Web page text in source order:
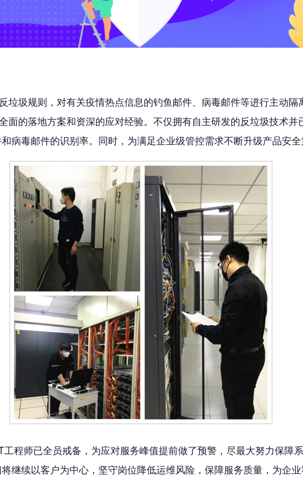
垃圾规则，对有关疫情热点信息的钓鱼邮件、病毒邮件等进行主动
面的落地方案和资深的应对经验。不仅拥有自主研发的反垃圾技术
病毒邮件的识别率。同时，为满足企业级管控需求不断升级产品安全
程师已全员戒备，为应对服务峰值提前做了预警，尽最大努力保障
继续以客户为中心，坚守岗位降低运维风险，保障服务质量，为企